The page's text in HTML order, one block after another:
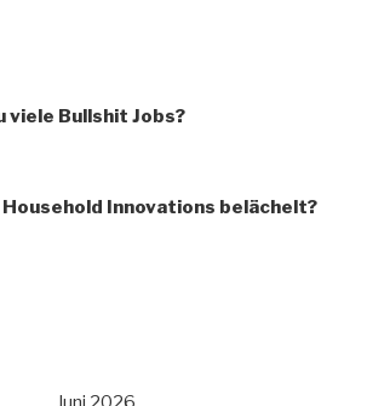
viele Bullshit Jobs?
Innovations belächelt?